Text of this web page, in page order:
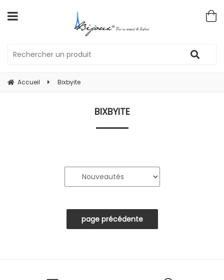
Accueil Bixbyite
BIXBYITE